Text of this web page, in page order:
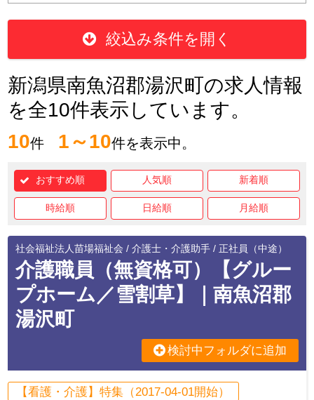
絞込み条件を開く
新潟県南魚沼郡湯沢町の求人情報
を全10件表示しています。
10件 1～10件を表示中。
おすすめ順 人気順 新着順
時給順 日給順 月給順
社会福祉法人苗場福祉会 / 介護士・介護助手 / 正社員（中途）
介護職員（無資格可）【グルー
プホーム／雪割草】｜南魚沼郡
湯沢町
検討中フォルダに追加
【看護・介護】特集（2017-04-01開始）